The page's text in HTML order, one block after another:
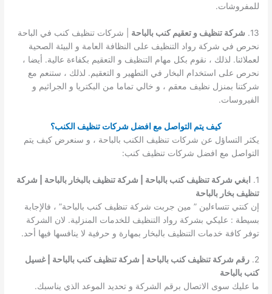
للمفروشات.
13. شركة تنظيف و تعقيم كنب بالباحة | شركات تنظيف كنب في الباحة
نحرص في شركة رواد التنظيف على النظافة العامة و البيئة الصحية
لعملائنا. لذلك ، نقوم بكل مهام التنظيف و التعقيم بكفاءة عالية. أيضا ،
نحرص على استخدام البخار في التطهير و التعقيم. لذلك ، ستنعم مع
شركتنا بمنزل نظيف معقم ، و خالي تماما من البكتريا و الجراثيم و
الفيروسات.
كيف يتم التواصل مع افضل شركات تنظيف الكنب؟
يكثر التساؤل عن شركات تنظيف الكنب بالباحة ، و سنعرض كيف يتم
التواصل مع افضل شركات تنظيف كنب:
1.
ابغي شركة تنظيف كنب بالباحة | شركة تنظيف بالبخار بالباحة | شركة
تنظيف بخار بالباحة
إن كنتي تتساءلين ” مين جربت شركة تنظيف كنب بالباحة” ، فالإجابة
بسيطة : عليكي بشركة رواد التنظيف للخدمات المنزلية. لان الشركة
توفر كافة خدمات التنظيف بالبخار بمهارة و حرفية لا ينافسها فيها أحد.
2. رقم شركة تنظيف كنب بالباحة | شركة تنظيف كنب بالباحة | غسيل
كنب بالباحة
ما عليك سوى الاتصال برقم الشركة و تحديد الموعد الذي يناسبك.